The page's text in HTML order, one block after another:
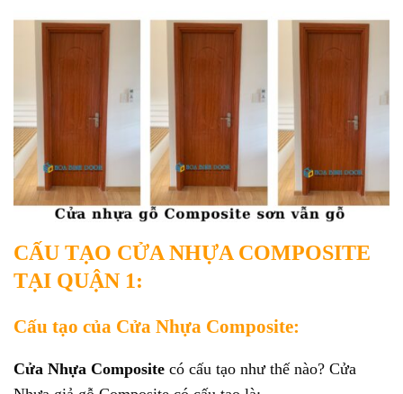
CẤU TẠO CỬA NHỰA COMPOSITE
TẠI QUẬN 1:
Cấu tạo của Cửa Nhựa Composite:
Cửa Nhựa Composite có cấu tạo như thế nào? Cửa